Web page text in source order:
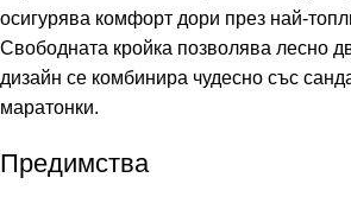
осигурява комфорт дори през най-
Свободната кройка позволява лесно
дизайн се комбинира чудесно със
маратонки.
Предимства